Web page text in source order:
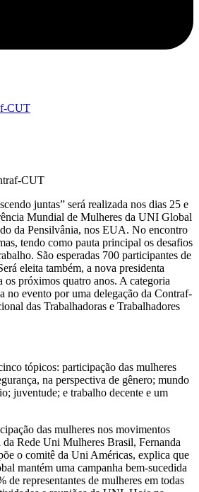
CUT
juntas” será realizada nos dias 25 e
Mundial de Mulheres da UNI Global
da Pensilvânia, nos EUA. No encontro
tendo como pauta principal os desafios
São esperadas 700 participantes de
eleita também, a nova presidenta
os próximos quatro anos. A categoria
no evento por uma delegação da Contraf-
das Trabalhadoras e Trabalhadores
tópicos: participação das mulheres
na perspectiva de gênero; mundo
juventude; e trabalho decente e um
das mulheres nos movimentos
da Rede Uni Mulheres Brasil, Fernanda
o comitê da Uni Américas, explica que
mantém uma campanha bem-sucedida
de representantes de mulheres em todas